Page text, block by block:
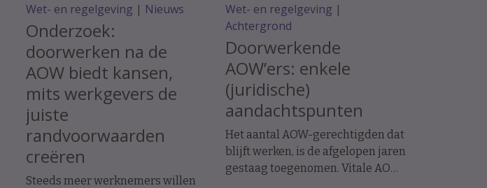
Wet- en regelgeving | Nieuws
Onderzoek:
doorwerken na de
AOW biedt kansen,
mits werkgevers de
juiste
randvoorwaarden
creëren
Steeds meer werknemers willen
Wet- en regelgeving |
Achtergrond
Doorwerkende
AOW’ers: enkele
(juridische)
aandachtspunten
Het aantal AOW-gerechtigden dat
blijft werken, is de afgelopen jaren
gestaag toegenomen. Vitale AOW-